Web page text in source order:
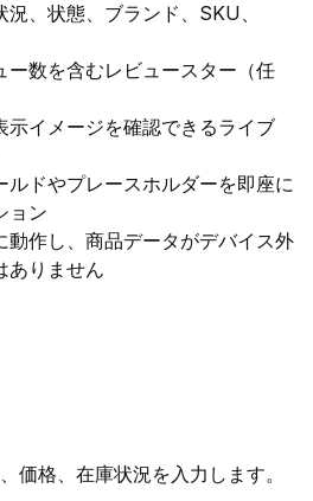
、状態、ブランド、SKU、
ー数を含むレビュースター（任
示イメージを確認できるライブ
ルドやプレースホルダーを即座に
ョン
動作し、商品データがデバイス外
ありません
価格、在庫状況を入力します。